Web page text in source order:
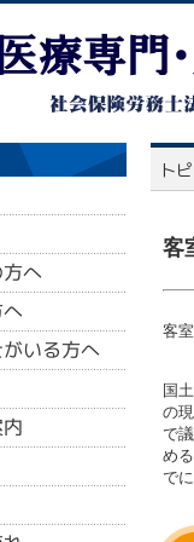
客
客
国
の
で
め
で